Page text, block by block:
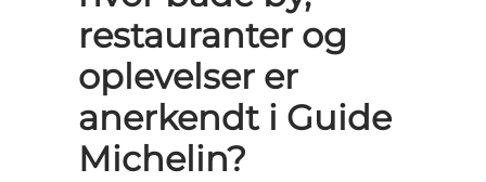
restauranter og
oplevelser er
anerkendt i Guide
Michelin?